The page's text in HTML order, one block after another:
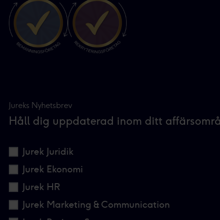
Jureks Nyhetsbrev
Håll dig uppdaterad inom ditt
Jurek Juridik
Jurek Ekonomi
Jurek HR
Jurek Marketing & Communication